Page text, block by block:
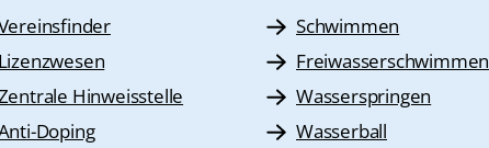
Hinweisstelle
Doping
Schwimmen
Freiwasserschwimmen
Wasserspringen
Wasserball